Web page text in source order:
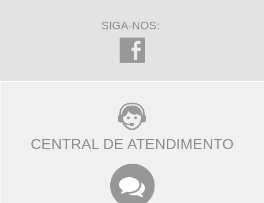
SIGA-NOS:
CENTRAL DE ATENDIMENTO